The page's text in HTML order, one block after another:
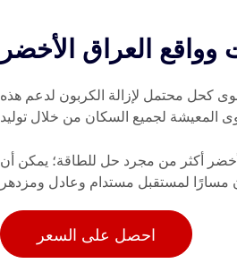
العراق الأخضر
كحل محتمل لإزالة الكربون لدعم هذه
المعيشة لجميع السكان من خلال توليد
أكثر من مجرد حل للطاقة؛ يمكن أن
مسارًا لمستقبل مستدام وعادل ومزدهر
احصل على السعر